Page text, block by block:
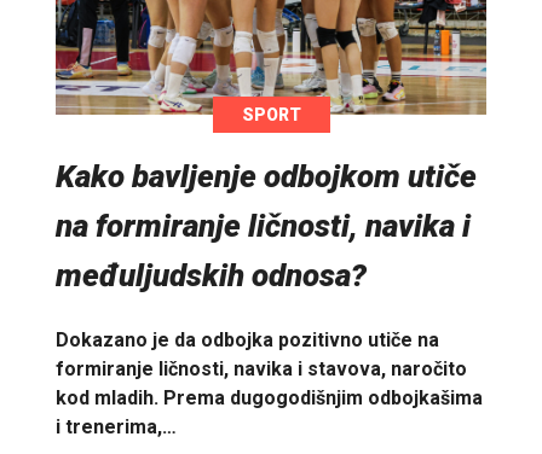
SPORT
Kako bavljenje odbojkom utiče
na formiranje ličnosti, navika i
međuljudskih odnosa?
Dokazano je da odbojka pozitivno utiče na
formiranje ličnosti, navika i stavova, naročito
kod mladih. Prema dugogodišnjim odbojkašima
i trenerima,…